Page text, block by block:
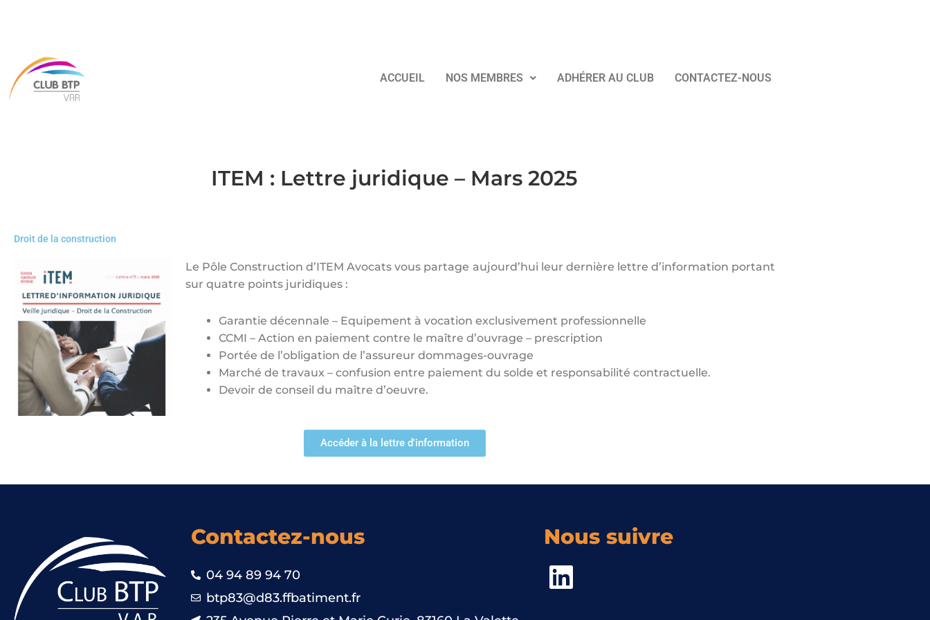
ACCUEIL NOS MEMBRES ADHÉRER AU CLUB CONTACTEZ-NOUS
ITEM : Lettre juridique – Mars 2025
Droit de la construction
Le Pôle Construction d’ITEM Avocats vous partage aujourd’hui leur dernière lettre d’information portant
sur quatre points juridiques :
Garantie décennale – Equipement à vocation exclusivement professionnelle
CCMI – Action en paiement contre le maître d’ouvrage – prescription
Portée de l’obligation de l’assureur dommages-ouvrage
Marché de travaux – confusion entre paiement du solde et responsabilité contractuelle.
Devoir de conseil du maître d’oeuvre.
Accéder à la lettre d'information
Contactez-nous
04 94 89 94 70
btp83@d83.ffbatiment.fr
Nous suivre